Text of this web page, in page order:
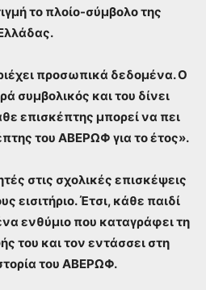
το πλοίο-σύμβολο της
προσωπικά δεδομένα. Ο
συμβολικός και του δίνει
επισκέπτης μπορεί να πει
του ΑΒΕΡΩΦ για το έτος».
στις σχολικές επισκέψεις
εισιτήριο. Έτσι, κάθε παιδί
ενθύμιο που καταγράφει τη
του και τον εντάσσει στη
του ΑΒΕΡΩΦ.